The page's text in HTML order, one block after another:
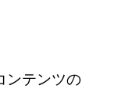
ンテンツの